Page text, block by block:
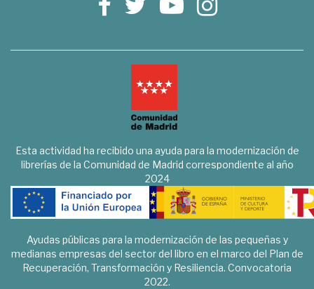
Esta actividad ha recibido una ayuda para la modernización de
librerías de la Comunidad de Madrid correspondiente al año
2024
Ayudas públicas para la modernización de las pequeñas y
medianas empresas del sector del libro en el marco del Plan de
Recuperación, Transformación y Resiliencia. Convocatoria
2022.